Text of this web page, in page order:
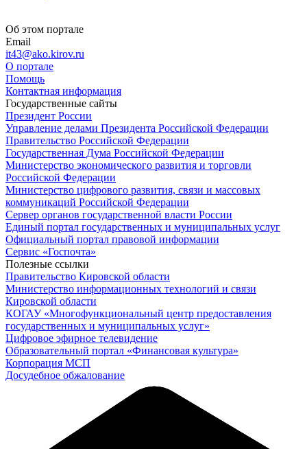
Об этом портале
Email
it43@ako.kirov.ru
О портале
Помощь
Контактная информация
Государственные сайты
Президент России
Управление делами Президента Российской Федерации
Правительство Российской Федерации
Государственная Дума Российской Федерации
Министерство экономического развития и торговли
Российской Федерации
Министерство цифрового развития, связи и массовых
коммуникаций Российской Федерации
Сервер органов государственной власти России
Единый портал государственных и муниципальных услуг
Официальный портал правовой информации
Cервис «Госпочта»
Полезные ссылки
Правительство Кировской области
Министерство информационных технологий и связи
Кировской области
КОГАУ «Многофункциональный центр предоставления
государственных и муниципальных услуг»
Цифровое эфирное телевидение
Образовательный портал «Финансовая культура»
Корпорация МСП
Досудебное обжалование